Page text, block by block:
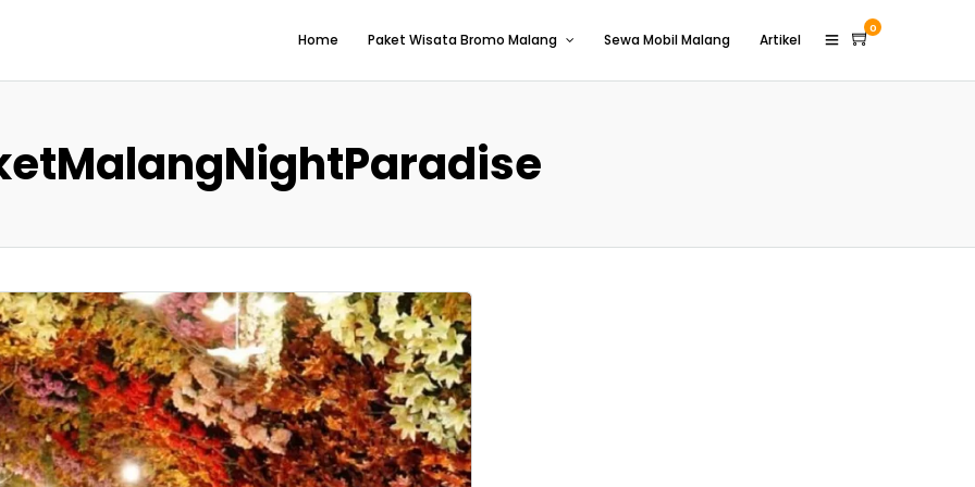
Home Paket Wisata Bromo Malang Sewa Mobil Malang Artikel
0